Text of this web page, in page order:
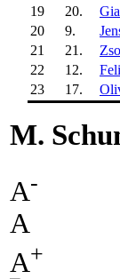
19
20.
20
9.
21
21.
22
12.
23
17.
M.
A-
A
A+